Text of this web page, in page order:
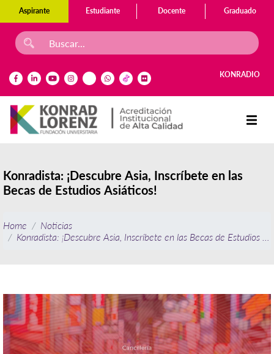
Aspirante Estudiante Docente Graduado
KONRADIO
Konradista: ¡Descubre Asia, Inscríbete en las
Becas de Estudios Asiáticos!
Home
Noticias
Konradista: ¡Descubre Asia, Inscríbete en las Becas de Estudios